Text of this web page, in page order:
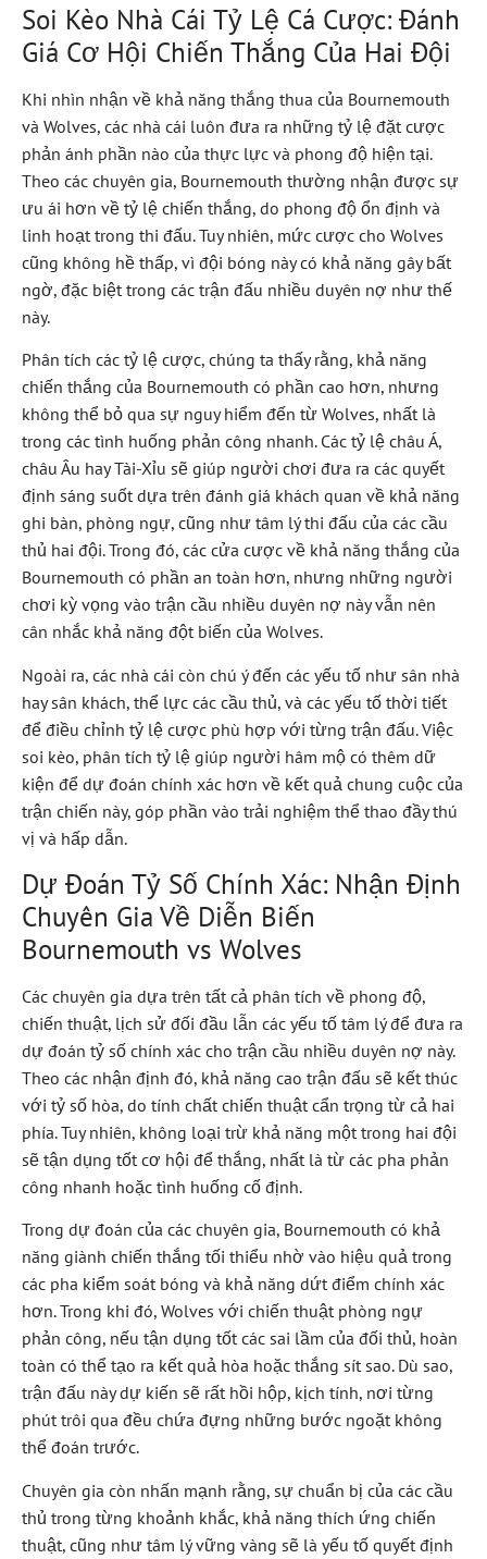
Soi Kèo Nhà Cái Tỷ Lệ Cá Cược: Đánh
Giá Cơ Hội Chiến Thắng Của Hai Đội
Khi nhìn nhận về khả năng thắng thua của Bournemouth
và Wolves, các nhà cái luôn đưa ra những tỷ lệ đặt cược
phản ánh phần nào của thực lực và phong độ hiện tại.
Theo các chuyên gia, Bournemouth thường nhận được sự
ưu ái hơn về tỷ lệ chiến thắng, do phong độ ổn định và
linh hoạt trong thi đấu. Tuy nhiên, mức cược cho Wolves
cũng không hề thấp, vì đội bóng này có khả năng gây bất
ngờ, đặc biệt trong các trận đấu nhiều duyên nợ như thế
này.
Phân tích các tỷ lệ cược, chúng ta thấy rằng, khả năng
chiến thắng của Bournemouth có phần cao hơn, nhưng
không thể bỏ qua sự nguy hiểm đến từ Wolves, nhất là
trong các tình huống phản công nhanh. Các tỷ lệ châu Á,
châu Âu hay Tài-Xỉu sẽ giúp người chơi đưa ra các quyết
định sáng suốt dựa trên đánh giá khách quan về khả năng
ghi bàn, phòng ngự, cũng như tâm lý thi đấu của các cầu
thủ hai đội. Trong đó, các cửa cược về khả năng thắng của
Bournemouth có phần an toàn hơn, nhưng những người
chơi kỳ vọng vào trận cầu nhiều duyên nợ này vẫn nên
cân nhắc khả năng đột biến của Wolves.
Ngoài ra, các nhà cái còn chú ý đến các yếu tố như sân nhà
hay sân khách, thể lực các cầu thủ, và các yếu tố thời tiết
để điều chỉnh tỷ lệ cược phù hợp với từng trận đấu. Việc
soi kèo, phân tích tỷ lệ giúp người hâm mộ có thêm dữ
kiện để dự đoán chính xác hơn về kết quả chung cuộc của
trận chiến này, góp phần vào trải nghiệm thể thao đầy thú
vị và hấp dẫn.
Dự Đoán Tỷ Số Chính Xác: Nhận Định
Chuyên Gia Về Diễn Biến
Bournemouth vs Wolves
Các chuyên gia dựa trên tất cả phân tích về phong độ,
chiến thuật, lịch sử đối đầu lẫn các yếu tố tâm lý để đưa ra
dự đoán tỷ số chính xác cho trận cầu nhiều duyên nợ này.
Theo các nhận định đó, khả năng cao trận đấu sẽ kết thúc
với tỷ số hòa, do tính chất chiến thuật cẩn trọng từ cả hai
phía. Tuy nhiên, không loại trừ khả năng một trong hai đội
sẽ tận dụng tốt cơ hội để thắng, nhất là từ các pha phản
công nhanh hoặc tình huống cố định.
Trong dự đoán của các chuyên gia, Bournemouth có khả
năng giành chiến thắng tối thiểu nhờ vào hiệu quả trong
các pha kiểm soát bóng và khả năng dứt điểm chính xác
hơn. Trong khi đó, Wolves với chiến thuật phòng ngự
phản công, nếu tận dụng tốt các sai lầm của đối thủ, hoàn
toàn có thể tạo ra kết quả hòa hoặc thắng sít sao. Dù sao,
trận đấu này dự kiến sẽ rất hồi hộp, kịch tính, nơi từng
phút trôi qua đều chứa đựng những bước ngoặt không
thể đoán trước.
Chuyên gia còn nhấn mạnh rằng, sự chuẩn bị của các cầu
thủ trong từng khoảnh khắc, khả năng thích ứng chiến
thuật, cũng như tâm lý vững vàng sẽ là yếu tố quyết định